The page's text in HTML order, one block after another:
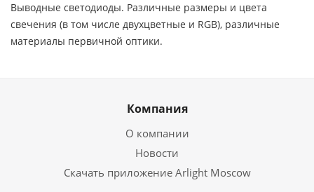
Выводные светодиоды. Различные размеры и цвета
свечения (в том числе двухцветные и RGB), различные
материалы первичной оптики.
Компания
О компании
Новости
Скачать приложение Arlight Moscow